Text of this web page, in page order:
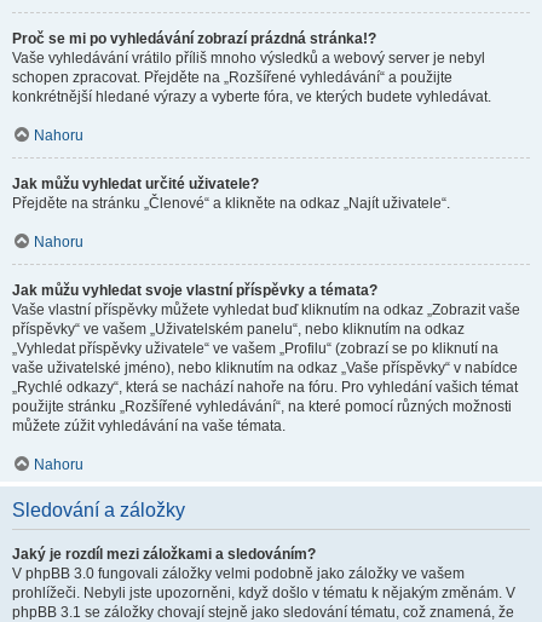
Proč se mi po vyhledávání zobrazí prázdná stránka!?
Vaše vyhledávání vrátilo příliš mnoho výsledků a webový server je nebyl
schopen zpracovat. Přejděte na „Rozšířené vyhledávání“ a použijte
konkrétnější hledané výrazy a vyberte fóra, ve kterých budete vyhledávat.
Nahoru
Jak můžu vyhledat určité uživatele?
Přejděte na stránku „Členové“ a klikněte na odkaz „Najít uživatele“.
Nahoru
Jak můžu vyhledat svoje vlastní příspěvky a témata?
Vaše vlastní příspěvky můžete vyhledat buď kliknutím na odkaz „Zobrazit vaše
příspěvky“ ve vašem „Uživatelském panelu“, nebo kliknutím na odkaz
„Vyhledat příspěvky uživatele“ ve vašem „Profilu“ (zobrazí se po kliknutí na
vaše uživatelské jméno), nebo kliknutím na odkaz „Vaše příspěvky“ v nabídce
„Rychlé odkazy“, která se nachází nahoře na fóru. Pro vyhledání vašich témat
použijte stránku „Rozšířené vyhledávání“, na které pomocí různých možnosti
můžete zúžit vyhledávání na vaše témata.
Nahoru
Sledování a záložky
Jaký je rozdíl mezi záložkami a sledováním?
V phpBB 3.0 fungovali záložky velmi podobně jako záložky ve vašem
prohlížeči. Nebyli jste upozorněni, když došlo v tématu k nějakým změnám. V
phpBB 3.1 se záložky chovají stejně jako sledování tématu, což znamená, že